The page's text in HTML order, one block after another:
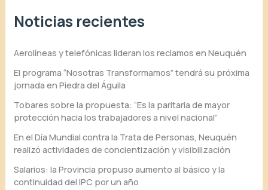
Noticias recientes
Aerolíneas y telefónicas lideran los reclamos en Neuquén
El programa “Nosotras Transformamos” tendrá su próxima
jornada en Piedra del Águila
Tobares sobre la propuesta: “Es la paritaria de mayor
protección hacia los trabajadores a nivel nacional”
En el Día Mundial contra la Trata de Personas, Neuquén
realizó actividades de concientización y visibilización
Salarios: la Provincia propuso aumento al básico y la
continuidad del IPC por un año